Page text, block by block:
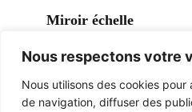
Nous respectons votre
Nous utilisons des cookies
de navigation, diffuser des
Miroir échelle
Ajouter au panier